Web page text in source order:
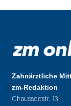
Zahnärztliche
zm-Redaktion
Chausseestr. 13